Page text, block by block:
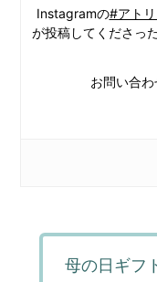
Instagramの#アト
が投稿してくださっ
お問い合わ
母の日ギフ